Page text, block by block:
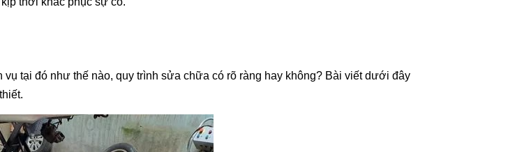
tại đó như thế nào, quy trình sửa chữa có rõ ràng hay không? Bài viết dưới đây